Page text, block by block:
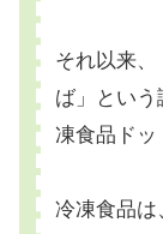
それ以来
ば」とい
凍食品ドッ
冷凍食品は